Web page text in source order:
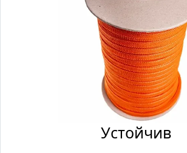
Устойчив